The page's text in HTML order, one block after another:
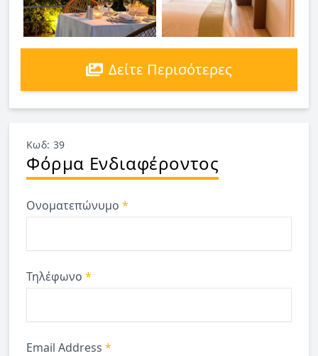
Δείτε Περισότερες
Κωδ: 39
Φόρμα Ενδιαφέροντος
Ονοματεπώνυμο *
Τηλέφωνο *
Email Address *